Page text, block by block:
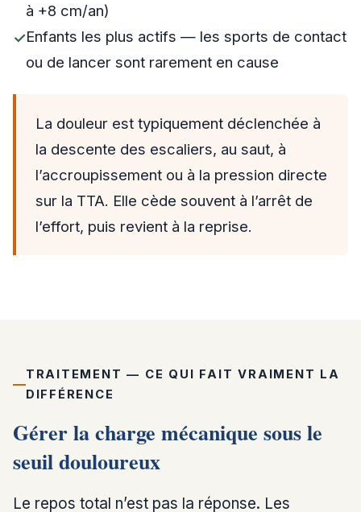
à +8 cm/an)
Enfants les plus actifs — les sports de contact
ou de lancer sont rarement en cause
La douleur est typiquement déclenchée à
la descente des escaliers, au saut, à
l’accroupissement ou à la pression directe
sur la TTA. Elle cède souvent à l’arrêt de
l’effort, puis revient à la reprise.
TRAITEMENT — CE QUI FAIT VRAIMENT LA
DIFFÉRENCE
Gérer la charge mécanique sous le
seuil douloureux
Le repos total n’est pas la réponse. Les